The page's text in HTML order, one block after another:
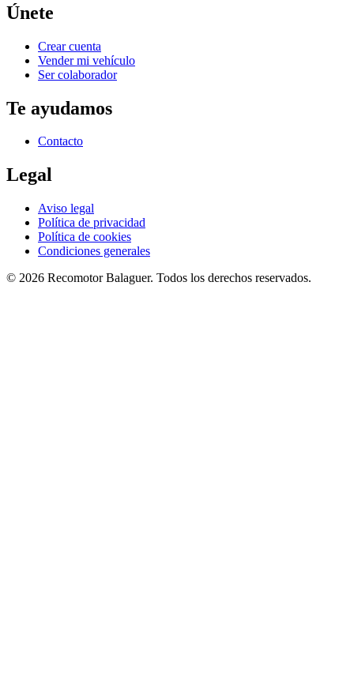
Únete
Crear cuenta
Vender mi vehículo
Ser colaborador
Te ayudamos
Contacto
Legal
Aviso legal
Política de privacidad
Política de cookies
Condiciones generales
© 2026 RecomotorBalaguer. Todos los derechos reservados.